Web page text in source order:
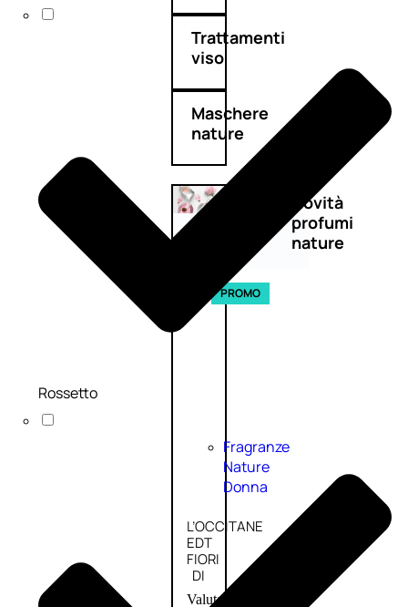
Trattamenti
viso
Maschere
nature
Novità
profumi
nature
PROMO
Fragranze
Nature
Donna
L’OCCITANE
EDT
FIORI
DI
Valutato
Rossetto